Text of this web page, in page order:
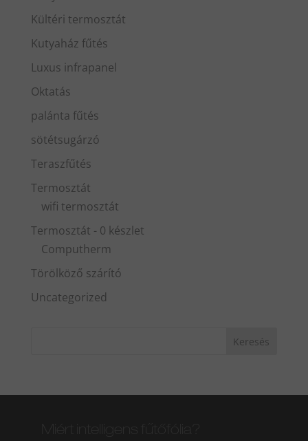
Kültéri termosztát
Kutyaház fűtés
Luxus infrapanel
Oktatás
palánta fűtés
sötétsugárzó
Teraszfűtés
Termosztát
wifi termosztát
Termosztát - 0 készlet
Computherm
Törölköző szárító
Uncategorized